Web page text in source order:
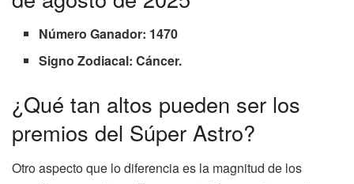
Número Ganador: 1470
Signo Zodiacal: Cáncer.
¿Qué tan altos pueden ser los
premios del Súper Astro?
Otro aspecto que lo diferencia es la magnitud de los